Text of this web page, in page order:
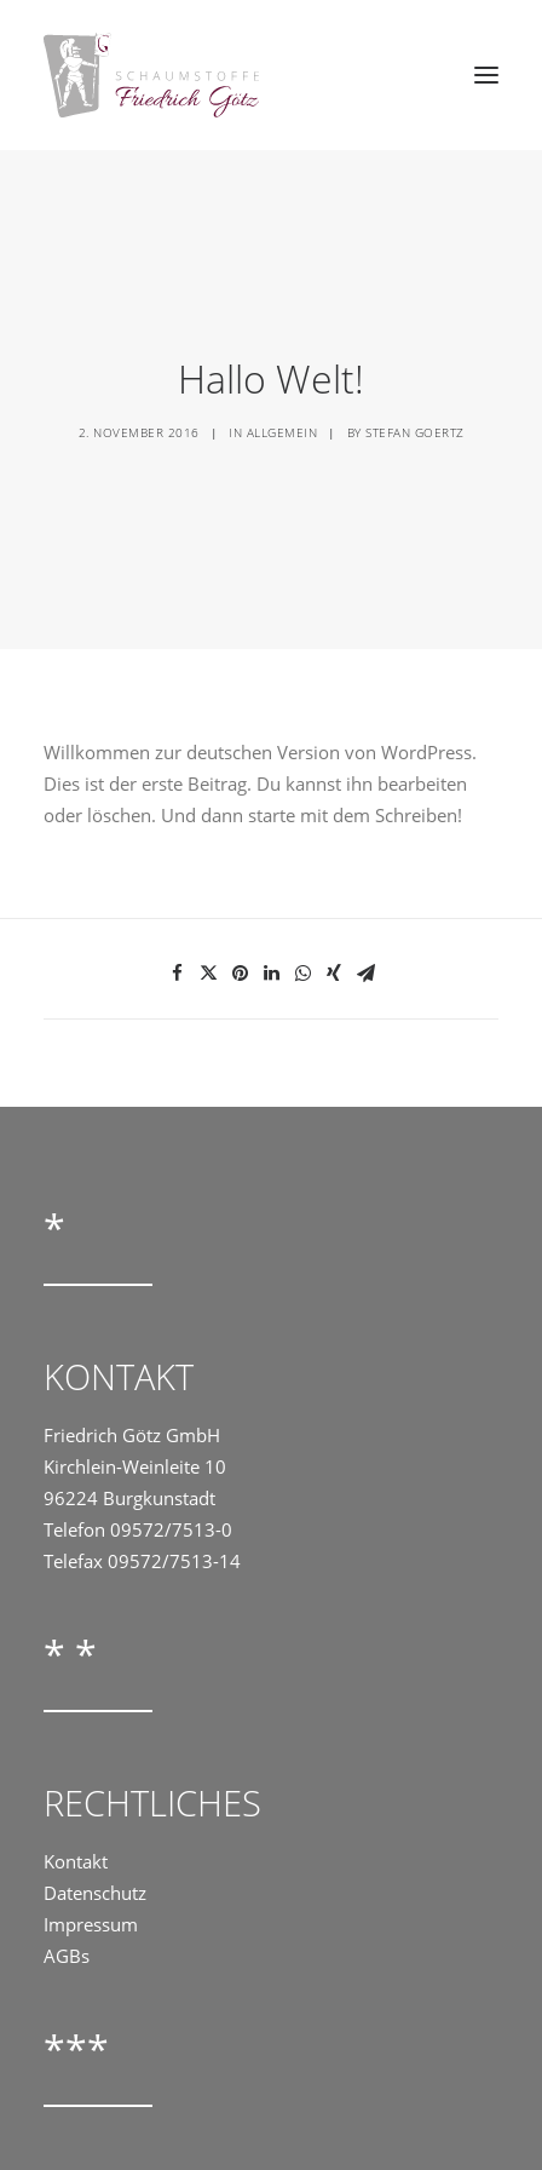
Hallo Welt!
2. NOVEMBER 2016 | IN ALLGEMEIN | BY STEFAN GOERTZ
Willkommen zur deutschen Version von WordPress.
Dies ist der erste Beitrag. Du kannst ihn bearbeiten
oder löschen. Und dann starte mit dem Schreiben!
*
KONTAKT
Friedrich Götz GmbH
Kirchlein-Weinleite 10
96224 Burgkunstadt
Telefon 09572/7513-0
Telefax 09572/7513-14
* *
RECHTLICHES
Kontakt
Datenschutz
Impressum
AGBs
***